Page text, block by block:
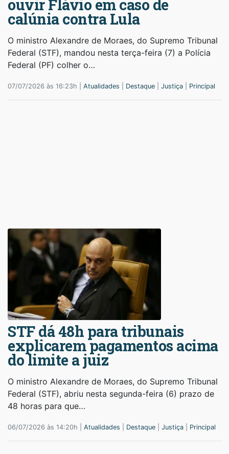
ouvir Flávio em caso de
calúnia contra Lula
O ministro Alexandre de Moraes, do Supremo Tribunal
Federal (STF), mandou nesta terça-feira (7) a Polícia
Federal (PF) colher o…
07/07/2026 às 16:23h | Atualidades Destaque Justiça Principal
STF dá 48h para tribunais
explicarem pagamentos acima
do limite a juiz
O ministro Alexandre de Moraes, do Supremo Tribunal
Federal (STF), abriu nesta segunda-feira (6) prazo de
48 horas para que…
06/07/2026 às 14:20h | Atualidades Destaque Justiça Principal